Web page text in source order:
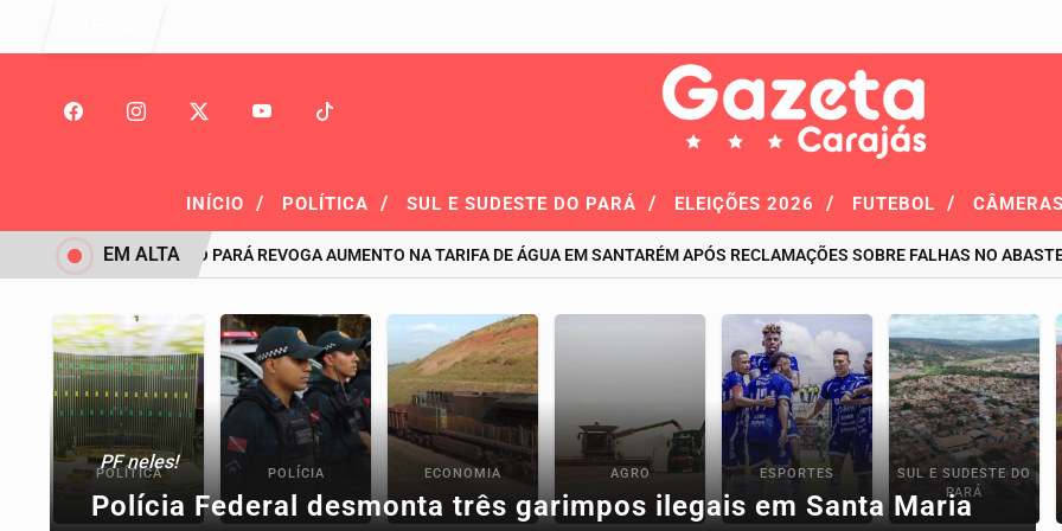
INÍCIO / POLÍTICA / SUL E SUDESTE DO PARÁ / ELEIÇÕES 2026 / FUTEBOL /
GOVERNO DO PARÁ REVOGA AUMENTO NA TARIFA DE ÁGUA EM SANTARÉM APÓS RECLAMAÇÕES SOBRE FALHAS NO
EM ALTA
POLÍTICA POLÍCIA ECONOMIA AGRO ESPORTES
SUL E SUDESTE DO
PARÁ
PF neles!
Polícia Federal desmonta três garimpos ilegais em Santa Maria